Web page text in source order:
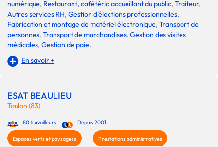
numérique, Restaurant, cafétéria accueillant du public, Traiteur,
Autres services RH, Gestion d'élections professionnelles,
Fabrication et montage de matériel électronique, Transport de
personnes, Transport de marchandises, Gestion des visites
médicales, Gestion de paie.
En savoir +
ESAT BEAULIEU
Toulon (83)
80 travailleurs Depuis 2001
Espaces verts et paysagers Prestations administratives